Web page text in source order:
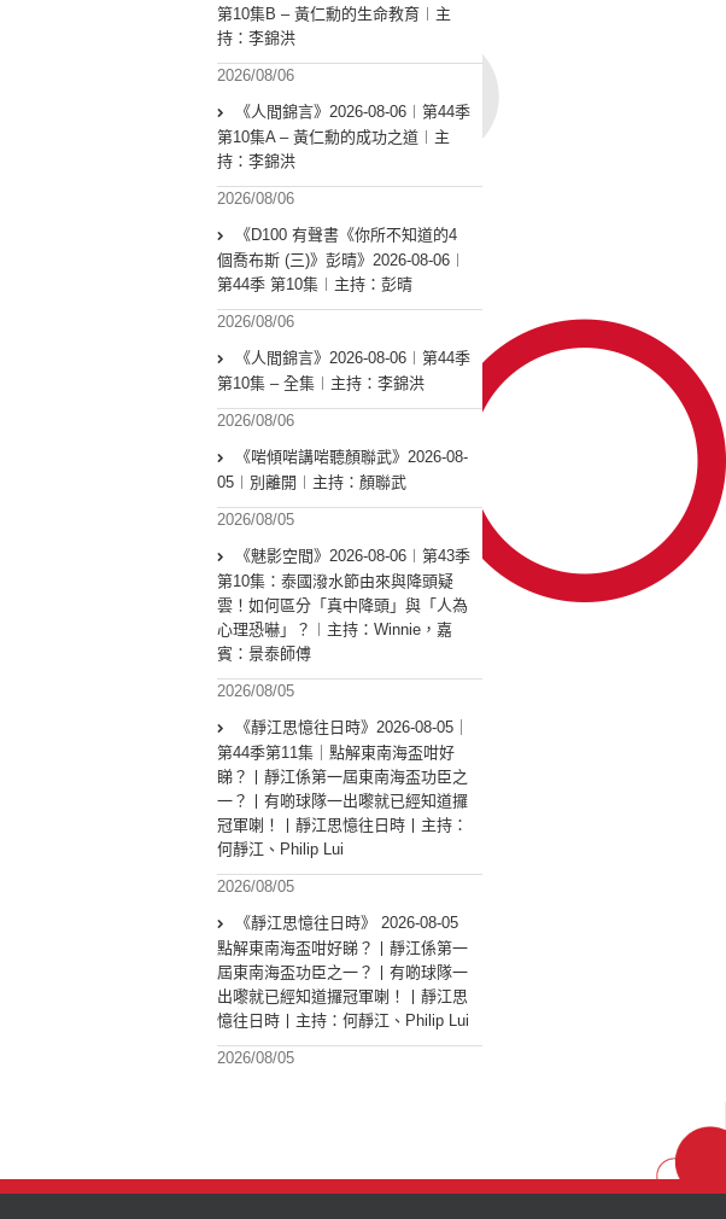
第10集B – 黃仁勳的生命教育︱主
持：李錦洪
2026/08/06
《人間錦言》2026-08-06︱第44季
第10集A – 黃仁勳的成功之道︱主
持：李錦洪
2026/08/06
《D100 有聲書《你所不知道的4
個喬布斯 (三)》彭晴》2026-08-06︱
第44季 第10集︱主持：彭晴
2026/08/06
《人間錦言》2026-08-06︱第44季
第10集 – 全集︱主持：李錦洪
2026/08/06
《啱傾啱講啱聽顏聯武》2026-08-
05︱別離開︱主持：顏聯武
2026/08/05
《魅影空間》2026-08-06︱第43季
第10集：泰國潑水節由來與降頭疑
雲！如何區分「真中降頭」與「人為
心理恐嚇」？︱主持：Winnie，嘉
賓：景泰師傅
2026/08/05
《靜江思憶往日時》2026-08-05｜
第44季第11集｜點解東南海盃咁好
睇？丨靜江係第一屆東南海盃功臣之
一？丨有啲球隊一出嚟就已經知道攞
冠軍喇！丨靜江思憶往日時丨主持：
何靜江、Philip Lui
2026/08/05
《靜江思憶往日時》 2026-08-05
點解東南海盃咁好睇？丨靜江係第一
屆東南海盃功臣之一？丨有啲球隊一
出嚟就已經知道攞冠軍喇！丨靜江思
憶往日時丨主持：何靜江、Philip Lui
2026/08/05